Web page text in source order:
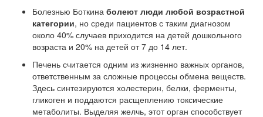
Болезнью Боткина болеют люди любой возрастной
категории, но среди пациентов с таким диагнозом
около 40% случаев приходится на детей дошкольного
возраста и 20% на детей от 7 до 14 лет.
Печень считается одним из жизненно важных органов,
ответственным за сложные процессы обмена веществ.
Здесь синтезируются холестерин, белки, ферменты,
гликоген и поддаются расщеплению токсические
метаболиты. Выделяя желчь, этот орган способствует